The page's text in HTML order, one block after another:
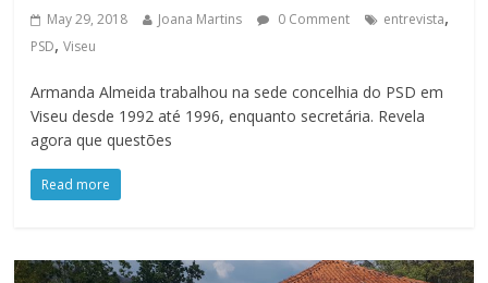
May 29, 2018 Joana Martins 0 Comment entrevista,
PSD,Viseu
Armanda Almeida trabalhou na sede concelhia do PSD em
Viseu desde 1992 até 1996, enquanto secretária. Revela
agora que questões
Read more